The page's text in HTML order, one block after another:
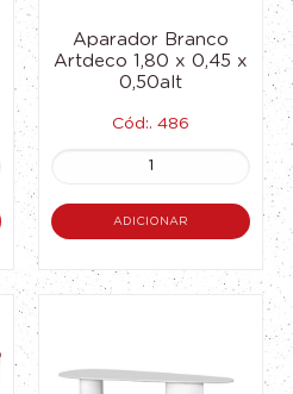
Aparador Branco
Artdeco 1,80 x 0,45 x
0,50alt
Cód:. 486
ADICIONAR